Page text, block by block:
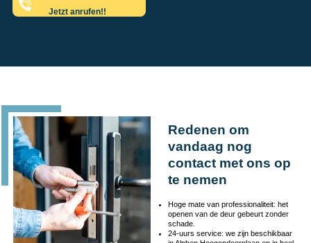
Jetzt anrufen!!
Redenen om
vandaag nog
contact met ons op
te nemen
Hoge mate van professionaliteit: het
openen van de deur gebeurt zonder
schade.
24-uurs service: we zijn beschikbaar